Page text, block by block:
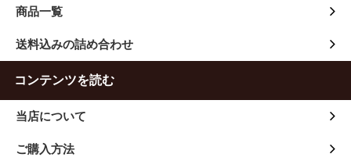
商品一覧
送料込みの詰め合わせ
コンテンツを読む
当店について
ご購入方法